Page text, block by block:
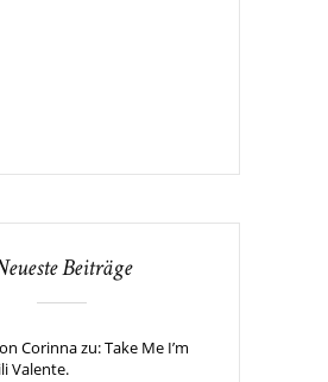
Beiträge
Corinna zu: Take Me I’m
Valente.